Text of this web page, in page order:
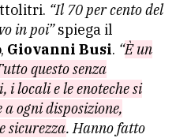
“Il 70 per cento del
in poi”spiega il
Giovanni Busi. “È un
questo senza
locali e le enoteche si
ogni disposizione,
sicurezza. Hanno fatto